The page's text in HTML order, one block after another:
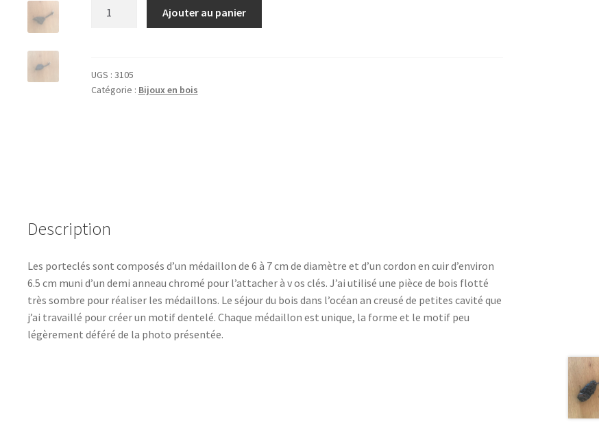
en
bois
Ajouter au panier
UGS : 3105
Catégorie : Bijoux en bois
Description
Les porteclés sont composés d’un médaillon de 6 à 7 cm de diamètre et d’un cordon en cuir d’environ
6.5 cm muni d’un demi anneau chromé pour l’attacher à v os clés. J’ai utilisé une pièce de bois flotté
très sombre pour réaliser les médaillons. Le séjour du bois dans l’océan an creusé de petites cavité que
j’ai travaillé pour créer un motif dentelé. Chaque médaillon est unique, la forme et le motif peu
légèrement déféré de la photo présentée.